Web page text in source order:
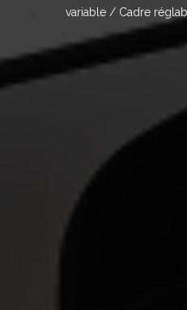
variable/ Cadre